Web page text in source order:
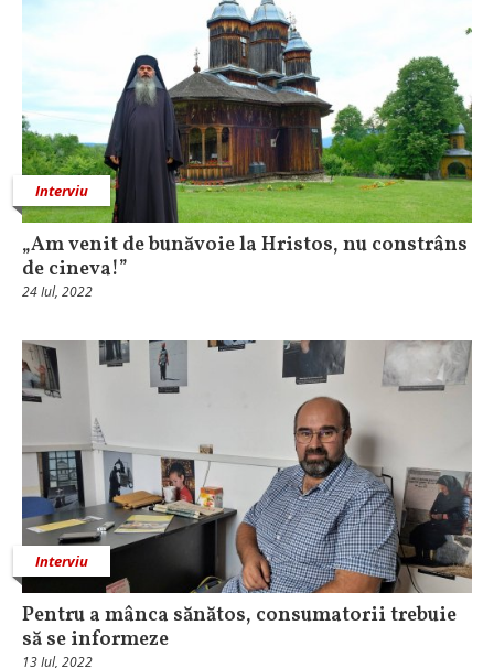
Interviu
„Am venit de bunăvoie la Hristos, nu constrâns
de cineva!”
24 Iul, 2022
Interviu
Pentru a mânca sănătos, consumatorii trebuie
să se informeze
13 Iul, 2022